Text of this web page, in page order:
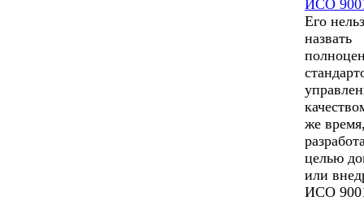
ИСО
Его
назвать
же
целью
или
ИСО